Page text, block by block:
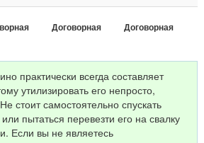
Договорная Договорная
практически всегда составляет
утилизировать его непросто,
стоит самостоятельно спускать
пытаться перевезти его на свалку
Если вы не являетесь